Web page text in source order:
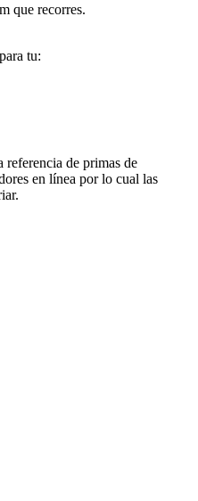
que recorres.
tu:
referencia de primas de
en línea por lo cual las